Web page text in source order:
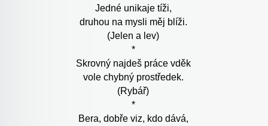
Jedné unikaje tíži,
druhou na mysli měj blíži.
(Jelen a lev)
*
Skrovný najdeš práce vděk
vole chybný prostředek.
(Rybář)
*
Bera, dobře viz, kdo dává,